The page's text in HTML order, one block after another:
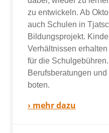
zu ent­wi­ckeln. Ab
auch Schulen in
Bildungsprojekt.
Verhältnissen
für die
Berufsberatungen
bo­ten.
› mehr dazu